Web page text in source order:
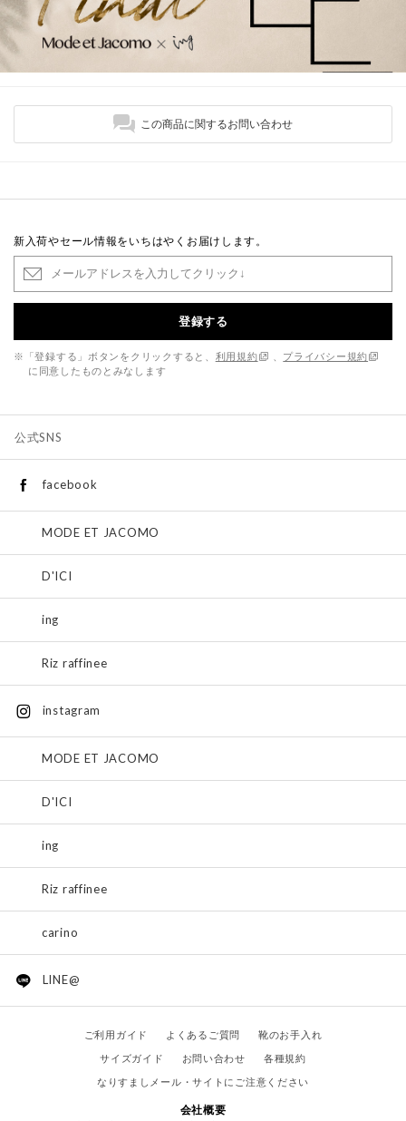
この商品に関するお問い合わせ
新入荷やセール情報をいちはやくお届けします。
登録する
※「登録する」ボタンをクリックすると、 利用規約
プライバシー規約
に同意したものとみなします
公式SNS
facebook
MODE ET JACOMO
D'ICI
ing
Riz raffinee
instagram
MODE ET JACOMO
D'ICI
ing
Riz raffinee
carino
LINE@
ご利用ガイド よくあるご質問
靴のお手入れ
サイズガイド
お問い合わせ
各種規約
なりすましメール・サイトにご注意ください
会社概要